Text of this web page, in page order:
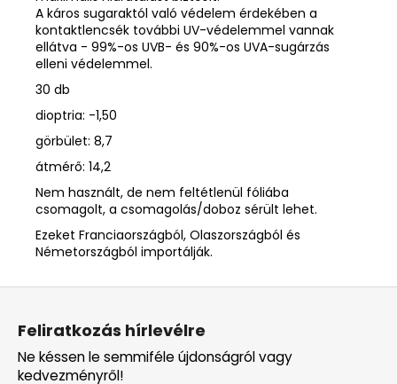
A káros sugaraktól való védelem érdekében a
kontaktlencsék további UV-védelemmel vannak
ellátva - 99%-os UVB- és 90%-os UVA-sugárzás
elleni védelemmel.
30 db
dioptria: -1,50
görbület: 8,7
átmérő: 14,2
Nem használt, de nem feltétlenül fóliába
csomagolt, a csomagolás/doboz sérült lehet.
Ezeket Franciaországból, Olaszországból és
Németországból importálják.
L
Feliratkozás hírlevélre
Ne késsen le semmiféle újdonságról vagy
kedvezményről!